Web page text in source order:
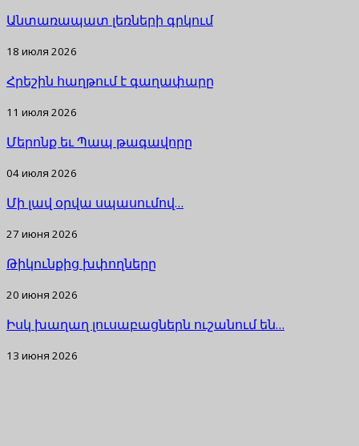
Անտառապատ լեռների գրկում
18 июля 2026
Հրեշին հաղթում է գաղափարը
11 июля 2026
Մերոնք եւ Պապ թագավորը
04 июля 2026
Մի լավ օրվա սպասումով…
27 июня 2026
Թիկունքից խփողները
20 июня 2026
Իսկ խաղաղ լուսաբացներն ուշանում են…
13 июня 2026